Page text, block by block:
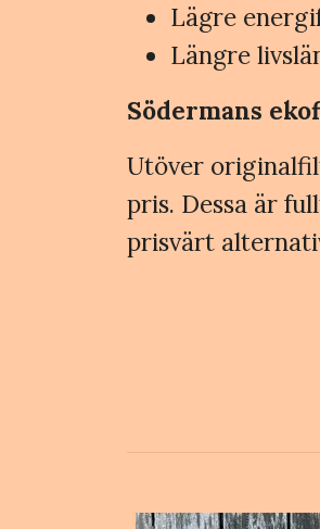
Lägre
Längre
Södermans
Utöver
pris. Dessa är
prisvärt